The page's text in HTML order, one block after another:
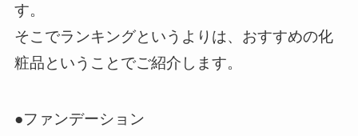
す。
そこでランキングというよりは、おすすめの化
粧品ということでご紹介します。
●ファンデーション